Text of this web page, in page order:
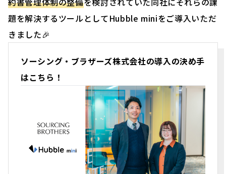
題を解決するツールとしてHubble miniをご導入いただ
きました🎉
ソーシング・ブラザーズ株式会社の導入の決め手
はこちら！